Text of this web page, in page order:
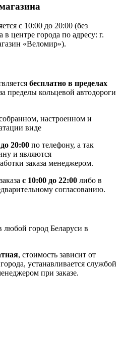
с 10:00 до 20:00 (без
центре города по адресу: г.
«Веломир»).
бесплатно в пределах
пределы кольцевой автодороги
настроенном и
виде
20:00 по телефону, а так
и являются
заказа менеджером.
с 10:00 до 22:00 либо в
согласованию.
город Беларуси в
, стоимость зависит от
устанавливается службой
при заказе.